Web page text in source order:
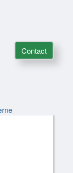
Contact